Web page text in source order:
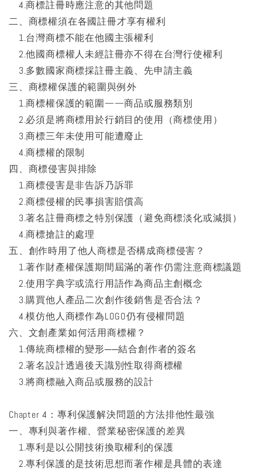
4.商標註冊時應注意的其他問題
二、商標權須在各國註冊才享有權利
1.台灣商標不能在他國主張權利
2.他國商標權人未經註冊亦不得在台灣行使權利
3.多數國家商標採註冊主義、先申請主義
三、商標權保護的範圍與例外
1.商標權保護的範圍——商品或服務類別
2.必須是將商標用於行銷目的使用（商標使用）
3.商標三年未使用可能遭廢止
4.商標權的限制
四、商標侵害與排除
1.商標侵害是非告訴乃訴罪
2.商標侵權的民事損害賠償高
3.著名註冊商標之特別保護（避免商標淡化或減損）
4.商標搶註的處理
五、創作時用了他人商標是否構成商標侵害？
1.著作財產權保護期間屆滿的著作仍需注意商標議題
2.使用字典字或流行用語作為商品主創概念
3.購買他人產品二次創作後銷售是否合法？
4.模仿他人商標作為LOGO仍有侵權問題
六、文創產業如何活用商標權？
1.傳統商標權的變形──結合創作者的簽名
2.著名設計透過後天識別性取得商標權
3.將商標融入商品或服務的設計
Chapter 4：專利保護解決問題的方法排他性最強
一、專利與著作權、營業秘密保護的差異
1.專利是以公開技術換取權利的保護
2.專利保護的是技術思想而著作權是具體的表達